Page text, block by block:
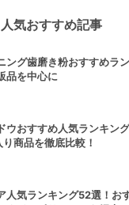
気おすすめ記事
ング歯磨き粉おすすめラ
品を中心に
ウおすすめ人気ランキン
商品を徹底比較！
人気ランキング52選！お